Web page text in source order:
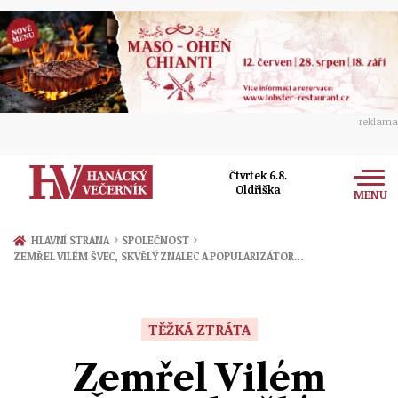
reklama
Čtvrtek 6.8.
Oldřiška
MENU
Zprávy
Ekonomika
HLAVNÍ STRANA › SPOLEČNOST ›
ZEMŘEL VILÉM ŠVEC, SKVĚLÝ ZNALEC A POPULARIZÁTOR…
TĚŽKÁ ZTRÁTA
Zemřel Vilém